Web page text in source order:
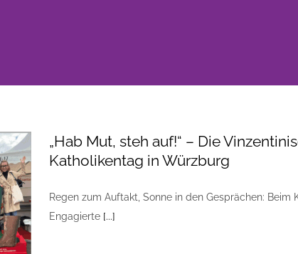
„Hab Mut, steh auf!“ – Die
Katholikentag in Würzburg
Regen zum Auftakt, Sonne in den Gesprächen:
Engagierte [...]